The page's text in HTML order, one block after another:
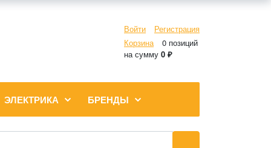
Войти
Регистрация
Корзина
0 позиций
на сумму 0 ₽
ЭЛЕКТРИКА БРЕНДЫ